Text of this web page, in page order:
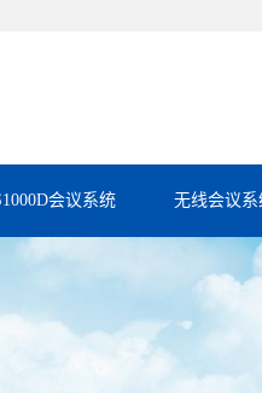
会议系统 无线会议系